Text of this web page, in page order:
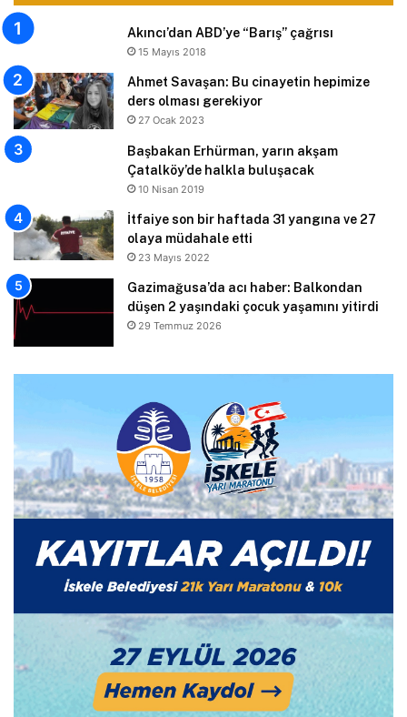
Akıncı’dan ABD’ye “Barış” çağrısı
15 Mayıs 2018
Ahmet Savaşan: Bu cinayetin hepimize
ders olması gerekiyor
27 Ocak 2023
Başbakan Erhürman, yarın akşam
Çatalköy’de halkla buluşacak
10 Nisan 2019
İtfaiye son bir haftada 31 yangına ve 27
olaya müdahale etti
23 Mayıs 2022
Gazimağusa’da acı haber: Balkondan
düşen 2 yaşındaki çocuk yaşamını yitirdi
29 Temmuz 2026